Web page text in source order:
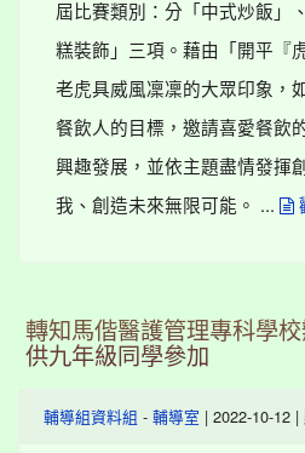
屆比賽類別：分「中式炒飯」
糕裝飾」三項。藉由「開平『
老虎具威風凜凜的大眾印象，
餐飲人的目標，邀請喜愛餐飲
興趣發展，並依主題盡情發揮
我、創造未來無限可能。 ...
轉知馬偕醫護管理專科學校
供九年級同學參加
輔導組資料組 - 輔導室 | 2022-10-12